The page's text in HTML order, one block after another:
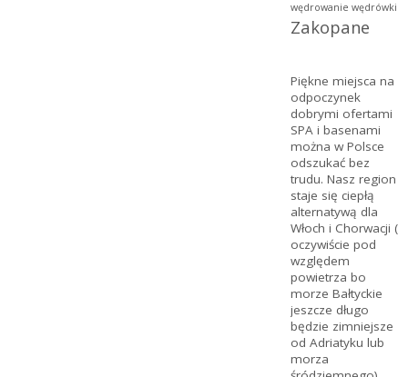
wędrowanie wędrówki
Zakopane
Piękne miejsca na
odpoczynek
dobrymi ofertami
SPAi basenami
można w Polsce
odszukać bez
trudu. Nasz region
staje się ciepłą
alternatywą dla
Włoch i Chorwacji (
oczywiście pod
względem
powietrza bo
morze Bałtyckie
jeszcze długo
będzie zimniejsze
od Adriatyku lub
morza